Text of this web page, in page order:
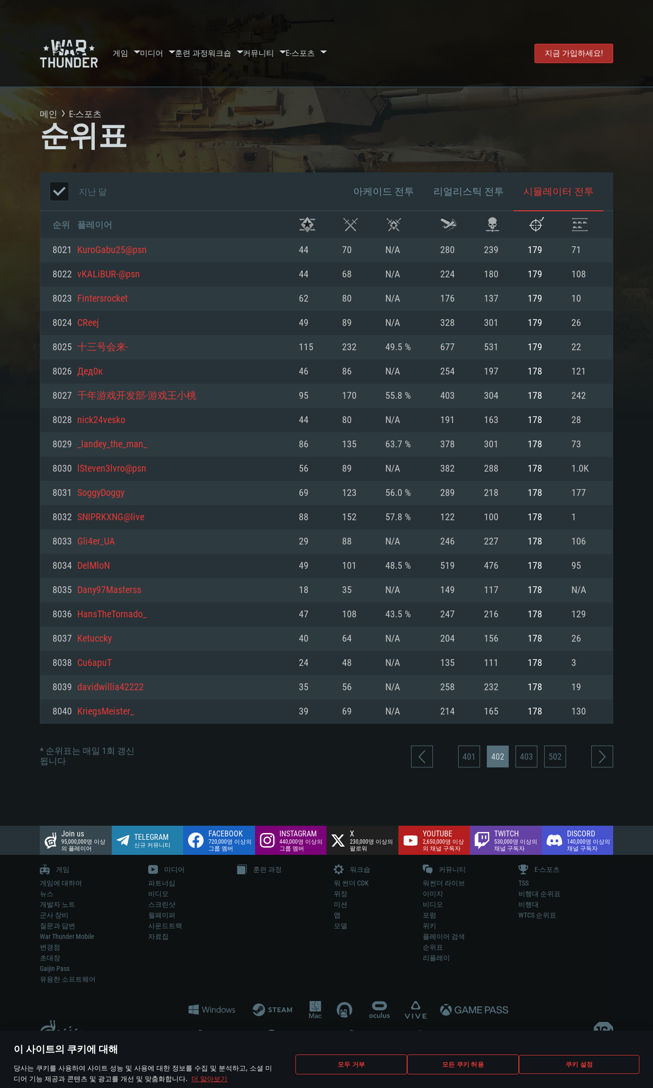
이 사이트의 쿠키에 대해
당사는 쿠키를 사용하여 사이트 성능 및 사용에 대한 정보를 수집 및 분석하고, 소셜 미
디어 기능 제공과 콘텐츠 및 광고를 개선 및 맞춤화합니다. 더 알아보기
모두 거부 모든 쿠키 허용 쿠키 설정
게임 미디어 훈련 과정워크숍 커뮤니티 E-스포츠 지금 가입하세요!
시스템 요구사항
PC Linux
최소사양
운영체제: Windows 10 (64 bit)
프로세서: 2.2 GHz 듀얼코어 이상
메모리: 4GB
그래픽 카드: DirectX 11 이상을 지원하는 AMD
해상도: 720p
네트워크: 브로드밴드 인터넷
여유 저장 공간: 22.1 GB (최소 클라이언트)
권장 사양
운영체제: Windows 10/11 (64 bit)
프로세서: Intel Core i5 또는 Ryzen 5 3600 이상
메모리: 16 GB 이상
그래픽 카드: DirectX 11 이상을 지원하는 Nvidia
최소사양
운영체제: Mac OS Big Sur 11.0
프로세서: 최소 2.2 GHz의 Core i5 (Intel Xeon 은 지
(Mac), 혹은 이와 비슷한 성능을 가지는 Mac 버전
의 AMD/Nvidia. 최소 해상도: 720p
네트워크: 브로드밴드 인터넷
여유 저장 공간: 22.1 GB (최소 클라이언트)
권장 사양
운영체제: Mac OS Big Sur 11.0
프로세서: Core i7 (Intel Xeon 은 지원하지 않습니
상
네트워크: 브로드밴드 인터넷
여유 저장 공간: 62.2 GB (전체 클라이언트)
최소사양
운영체제: 64bit Linux 중 최신 버전
프로세서: 2.4 GHz 듀얼코어
메모리: 4 GB
그래픽 카드: Vulkan 을 지원하고, 최신 그래픽 드라
와 동급의 성능을 가지며 최신 그래픽 드라이버를
지원하는 AMD (6개월 미만; 최소사양 지원 해상도
권장 사양
운영체제: Ubuntu 20.04 64bit
프로세서: Intel Core i7
메모리: 16 GB
그래픽 카드: Vulkan 을 지원하고, 최신 그래픽 드라
와 동급의 성능을 가지며 최신 그래픽 드라이버를
지원하는 AMD RX 570 (6개월 미만; 최소사양 지원
메인 E-스포츠
순위표
지난 달 아케이드 전투 리얼리스틱 전투 시뮬레이터 전투
순위 플레이어
8021 KuroGabu25@psn 44 70 N/A 280 239 179 71
8022 vKALiBUR-@psn 44 68 N/A 224 180 179 108
8023 Fintersrocket 62 80 N/A 176 137 179 10
8024 CReej 49 89 N/A 328 301 179 26
8025 十三号会来- 115 232 49.5 % 677 531 179 22
8026 Дед0к 46 86 N/A 254 197 178 121
8027 千年游戏开发部-游戏王小桃 95 170 55.8 % 403 304 178 242
8028 nick24vesko 44 80 N/A 191 163 178 28
8029 _landey_the_man_ 86 135 63.7 % 378 301 178 73
8030 lSteven3lvro@psn 56 89 N/A 382 288 178 1.0K
8031 SoggyDoggу 69 123 56.0 % 289 218 178 177
8032 SNIPRKXNG@live 88 152 57.8 % 122 100 178 1
8033 Gli4er_UA 29 88 N/A 246 227 178 106
8034 DelMloN 49 101 48.5 % 519 476 178 95
8035 Dany97Masterss 18 35 N/A 149 117 178 N/A
8036 HansTheTornado_ 47 108 43.5 % 247 216 178 129
8037 Ketuccky 40 64 N/A 204 156 178 26
8038 Cu6apuT 24 48 N/A 135 111 178 3
8039 davidwillia42222 35 56 N/A 258 232 178 19
8040 KriegsMeister_ 39 69 N/A 214 165 178 130
* 순위표는 매일 1회 갱신
됩니다
401 402 403 502
Join us
95,000,000명 이상
의 플레이어
TELEGRAM
신규 커뮤니티
FACEBOOK
720,000명 이상의
그룹 멤버
INSTAGRAM
440,000명 이상의
그룹 멤버
X
230,000명 이상의
팔로워
YOUTUBE
2,650,000명 이상
의 채널 구독자
TWITCH
530,000명 이상의
채널 구독자
DISCORD
140,000명 이상의
채널 구독자
게임
게임에 대하여
뉴스
개발자 노트
군사 장비
질문과 답변
War Thunder Mobile
변경점
초대장
Gaijin Pass
유용한 소프트웨어
미디어
파트너십
비디오
스크린샷
월페이퍼
사운드트랙
자료집
훈련 과정
워크숍
워 썬더 CDK
위장
미션
맵
모델
커뮤니티
워썬더 라이브
이미지
비디오
포럼
위키
플레이어 검색
순위표
리플레이
E-스포츠
TSS
비행대 순위표
비행대
WTCS 순위표
게임 에서 어떠한 현실의 무기나 차량을 묘사하는 것은 무기 개발 업체나 장비 제조 업체가 게임 개발 후원 또는 홍보에 참여하지 않습니다..
© 2011—2026 Gaijin Games Kft. All trademarks, logos and brand names are the property of their respective owners.
이용 약관 이용 약관